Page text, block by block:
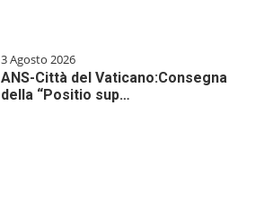
3 Agosto 2026
ANS-Città del Vaticano:Consegna
della “Positio sup…